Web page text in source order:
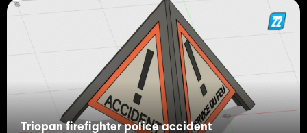
Triopan firefighter police accident